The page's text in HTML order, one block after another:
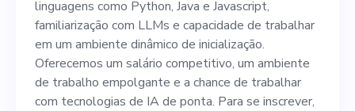
diretamente a forma e a
direção de nosso produto. Os
requisitos incluem:
experiência comprovada em
linguagens como Python, Java e Javascript,
familiarização com LLMs e capacidade de trabalhar
em um ambiente dinâmico de inicialização.
Oferecemos um salário competitivo, um ambiente
de trabalho empolgante e a chance de trabalhar
com tecnologias de IA de ponta. Para se inscrever,